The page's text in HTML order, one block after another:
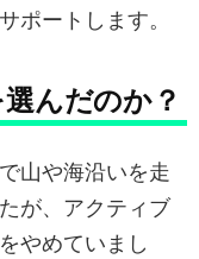
ポートします。
んだのか？
山や海沿いを走
が、アクティブ
やめていまし